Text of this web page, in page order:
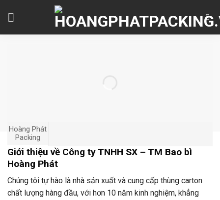
Hoàng Phát
Packing
Giới thiệu về Công ty TNHH SX – TM Bao bì
Hoàng Phát
Chúng tôi tự hào là nhà sản xuất và cung cấp thùng carton
chất lượng hàng đầu, với hơn 10 năm kinh nghiệm, khẳng